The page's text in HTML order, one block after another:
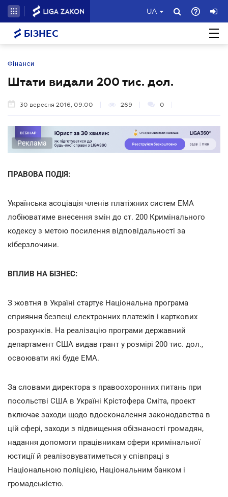
UA
БІЗНЕС
Фінанси
Штати видали 200 тис. дол.
30 вересня 2016, 09:00 269 0
Реклама
ПРАВОВА ПОДІЯ:
Українська асоціація членів платіжних систем ЕМА
лобіюватиме внесення змін до ст. 200 Кримінального
кодексу з метою посилення відповідальності за
кіберзлочини.
ВПЛИВ НА БІЗНЕС:
З жовтня в Україні стартує Національна програма
сприяння безпеці електронних платежів і карткових
розрахунків. На реалізацію програми державний
департамент США видав грант у розмірі 200 тис. дол.,
освоювати які буде ЕМА.
За словами директора з правоохоронних питань при
посольстві США в Україні Крістофера Сміта, проект
включає заходи щодо вдосконалення законодавства в
цій сфері, заходи з підвищення обізнаності громадян,
надання допомоги працівникам сфери кримінальної
юстиції й реалізовуватиметься у співпраці з
Національною поліцією, Національним банком і
громадськістю.